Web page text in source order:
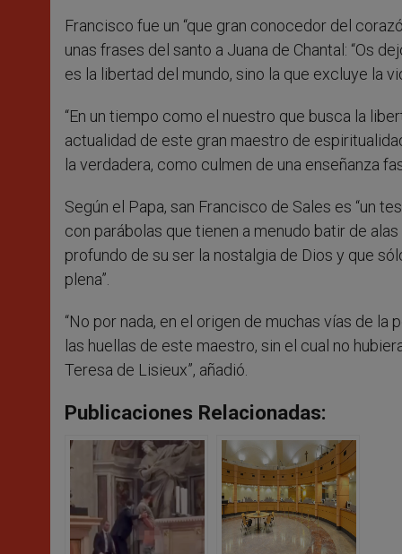
Francisco fue un “que gran conocedor del
unas frases del santo a Juana de Chantal: “Os
es la libertad del mundo, sino la que excluye la
“En un tiempo como el nuestro que busca la
actualidad de este gran maestro de
la verdadera, como culmen de una enseñanza
Según el Papa, san Francisco de Sales es “un
con parábolas que tienen a menudo batir de
profundo de su ser la nostalgia de Dios y que
plena”.
“No por nada, en el origen de muchas vías de
las huellas de este maestro, sin el cual no
Teresa de Lisieux”, añadió.
Publicaciones Relacionadas: